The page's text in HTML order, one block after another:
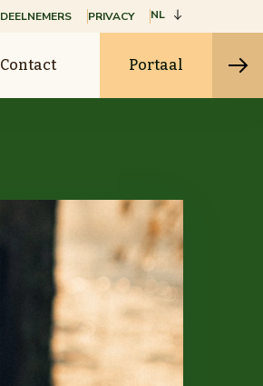
DEELNEMERS PRIVACY NL
Contact Portaal